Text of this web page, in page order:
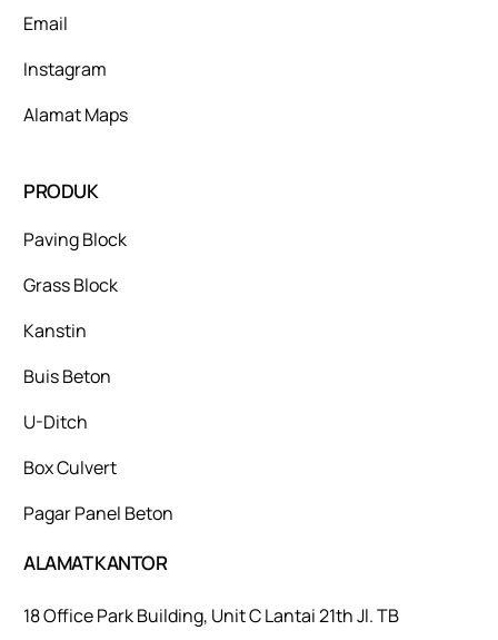
Email
Instagram
Alamat Maps
PRODUK
Paving Block
Grass Block
Kanstin
Buis Beton
U-Ditch
Box Culvert
Pagar Panel Beton
ALAMAT KANTOR
18 Office Park Building, Unit C Lantai 21th Jl. TB